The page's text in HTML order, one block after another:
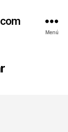
Menú